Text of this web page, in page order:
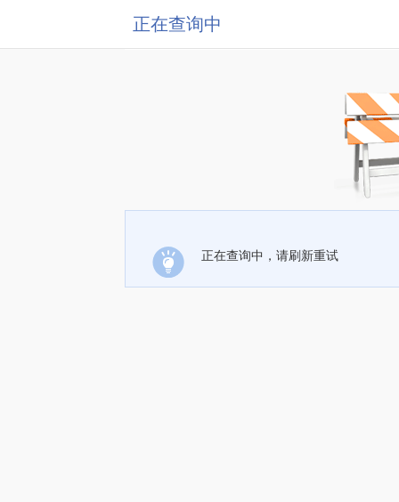
正在查询中
正在查询中，请刷新重试